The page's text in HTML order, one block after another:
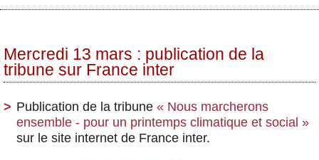
Mercredi 13 mars : publication de la
tribune sur France inter
Publication de la tribune « Nous marcherons
ensemble - pour un printemps climatique et social »
sur le site internet de France inter.